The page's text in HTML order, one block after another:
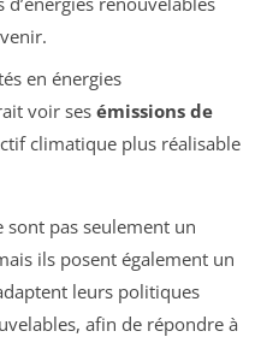
en énergies
voir ses émissions de
climatique plus réalisable
sont pas seulement un
ils posent également un
leurs politiques
afin de répondre à